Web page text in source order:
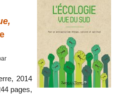
2014
pages,